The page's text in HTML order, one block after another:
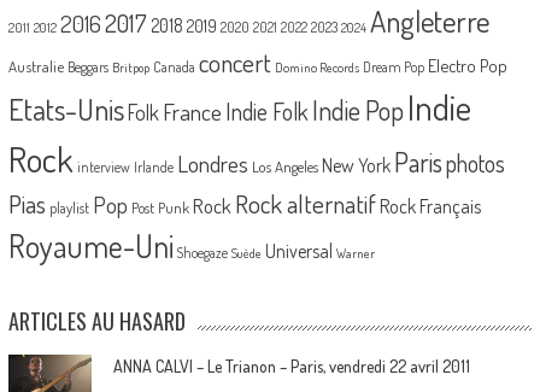
2011 2012 20162017 2018 2019 2020 2021 2022 2023 2024 Angleterre
Australie Beggars Britpop Canada concert Domino Records Dream Pop Electro Pop
Etats-UnisFolk France Indie Folk Indie PopIndie
Rock interview Irlande Londres Los Angeles New York Parisphotos
Pias playlist Pop Post Punk Rock Rock alternatif Rock Français
Royaume-Uni Shoegaze Suède Universal Warner
ARTICLES AU HASARD
ANNA CALVI – Le Trianon – Paris, vendredi 22 avril 2011